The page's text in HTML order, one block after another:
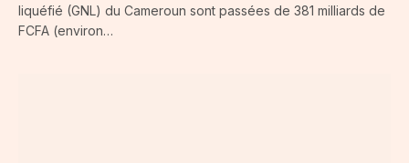
liquéfié (GNL) du Cameroun sont passées de 381 milliards de
FCFA (environ…